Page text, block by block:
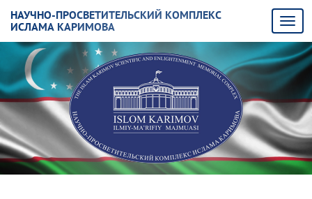
НАУЧНО-ПРОСВЕТИТЕЛЬСКИЙ КОМПЛЕКС
ИСЛАМА КАРИМОВА